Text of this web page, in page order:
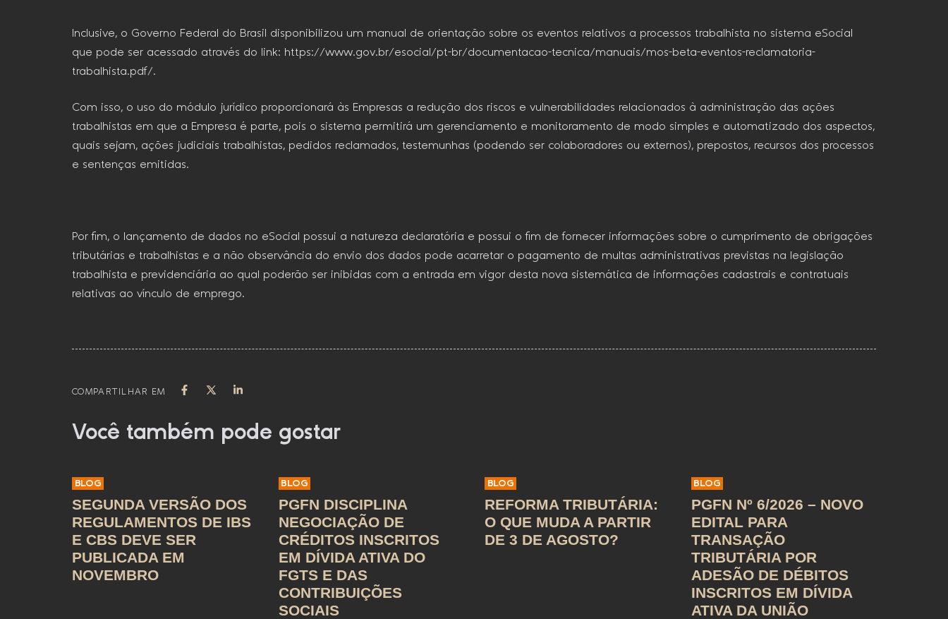
Inclusive, o Governo Federal do Brasil disponibilizou um manual de orientação sobre os eventos relativos a processos trabalhista no sistema eSocial
que pode ser acessado através do link: https://www.gov.br/esocial/pt-br/documentacao-tecnica/manuais/mos-beta-eventos-reclamatoria-
trabalhista.pdf/.
Com isso, o uso do módulo jurídico proporcionará às Empresas a redução dos riscos e vulnerabilidades relacionados à administração das ações
trabalhistas em que a Empresa é parte, pois o sistema permitirá um gerenciamento e monitoramento de modo simples e automatizado dos aspectos,
quais sejam, ações judiciais trabalhistas, pedidos reclamados, testemunhas (podendo ser colaboradores ou externos), prepostos, recursos dos processos
e sentenças emitidas.
Por fim, o lançamento de dados no eSocial possui a natureza declaratória e possui o fim de fornecer informações sobre o cumprimento de obrigações
tributárias e trabalhistas e a não observância do envio dos dados pode acarretar o pagamento de multas administrativas previstas na legislação
trabalhista e previdenciária ao qual poderão ser inibidas com a entrada em vigor desta nova sistemática de informações cadastrais e contratuais
relativas ao vínculo de emprego.
COMPARTILHAR EM
Você também pode gostar
BLOG
SEGUNDA VERSÃO DOS
REGULAMENTOS DE IBS
E CBS DEVE SER
PUBLICADA EM
NOVEMBRO
BLOG
PGFN DISCIPLINA
NEGOCIAÇÃO DE
CRÉDITOS INSCRITOS
EM DÍVIDA ATIVA DO
FGTS E DAS
CONTRIBUIÇÕES
SOCIAIS
BLOG
REFORMA TRIBUTÁRIA:
O QUE MUDA A PARTIR
DE 3 DE AGOSTO?
BLOG
PGFN Nº 6/2026 – NOVO
EDITAL PARA
TRANSAÇÃO
TRIBUTÁRIA POR
ADESÃO DE DÉBITOS
INSCRITOS EM DÍVIDA
ATIVA DA UNIÃO